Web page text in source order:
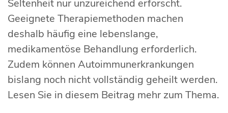
Seltenheit nur unzureichend erforscht.
Geeignete Therapiemethoden machen
deshalb häufig eine lebenslange,
medikamentöse Behandlung erforderlich.
Zudem können Autoimmunerkrankungen
bislang noch nicht vollständig geheilt werden.
Lesen Sie in diesem Beitrag mehr zum Thema.